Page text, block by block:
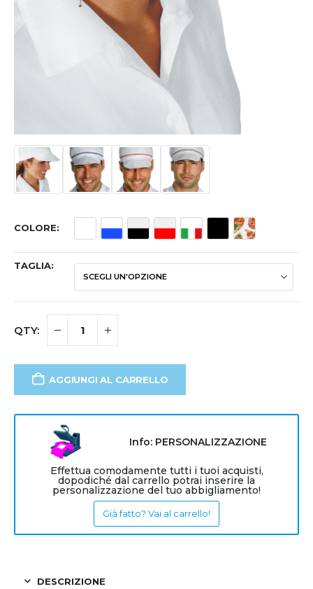
COLORE
TAGLIA
AGGIUNGI AL CARRELLO
Info: PERSONALIZZAZIONE
Effettua comodamente tutti i tuoi acquisti,
dopodiché dal carrello potrai inserire la
personalizzazione del tuo abbigliamento!
Già fatto? Vai al carrello!
DESCRIZIONE